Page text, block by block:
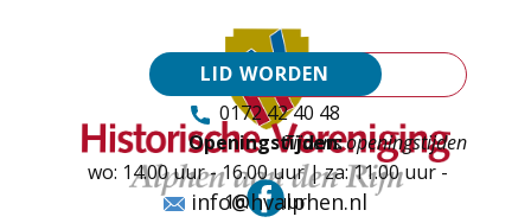
LID WORDEN
0172 42 40 48
Tijdens openingstijden
Openingstijden:
wo: 14.00 uur - 16.00 uur | za: 11.00 uur -
16.00 uur
info@hvalphen.nl